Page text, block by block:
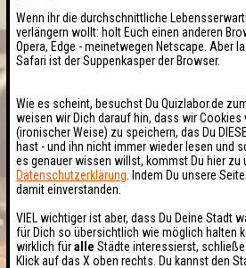
Wenn ihr die durchschnittliche
verlängern wollt: holt Euch einen anderen
Opera, Edge - meinetwegen Netscape. Aber
Safari ist der Suppenkasper der Browser.
Wie es scheint, besuchst Du Quizlabor.de
weisen wir Dich darauf hin, dass wir Cookies
(ironischer Weise) zu speichern, das Du
hast - und ihn nicht immer wieder lesen und
es genauer wissen willst, kommst Du hier zu
Datenschutzerklärung . Indem Du unsere
damit einverstanden.
VIEL wichtiger ist aber, dass Du Deine Stadt
für Dich so übersichtlich wie möglich halten
wirklich füralle Städte interessierst,
Klick auf das X oben rechts. Du kannst den